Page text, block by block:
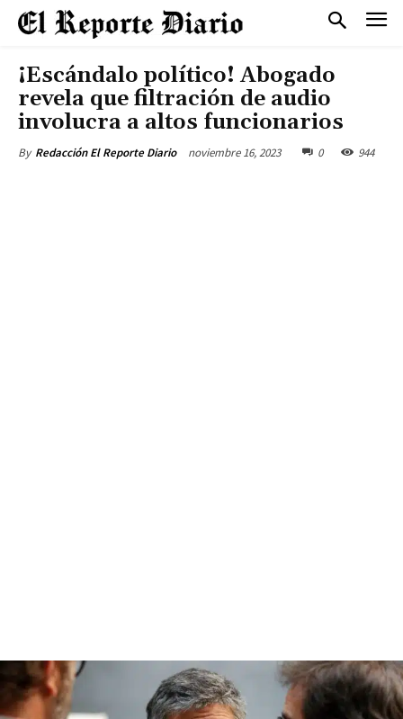
¡Escándalo político! Abogado
revela que filtración de audio
involucra a altos funcionarios
By Redacción El Reporte Diario noviembre 16, 2023 0 944